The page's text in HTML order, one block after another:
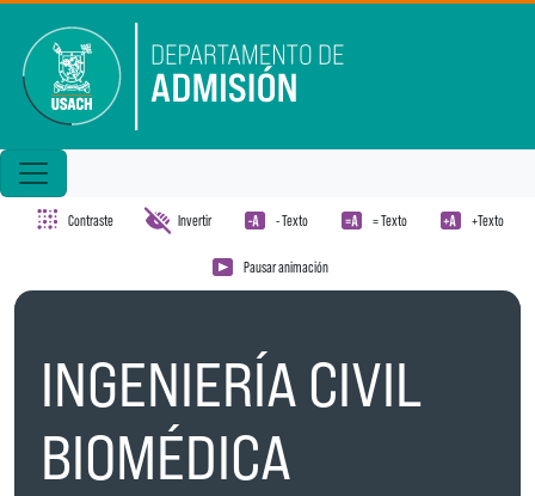
Contraste Invertir - Texto = Texto +Texto
Pausar animación
INGENIERÍA CIVIL
BIOMÉDICA